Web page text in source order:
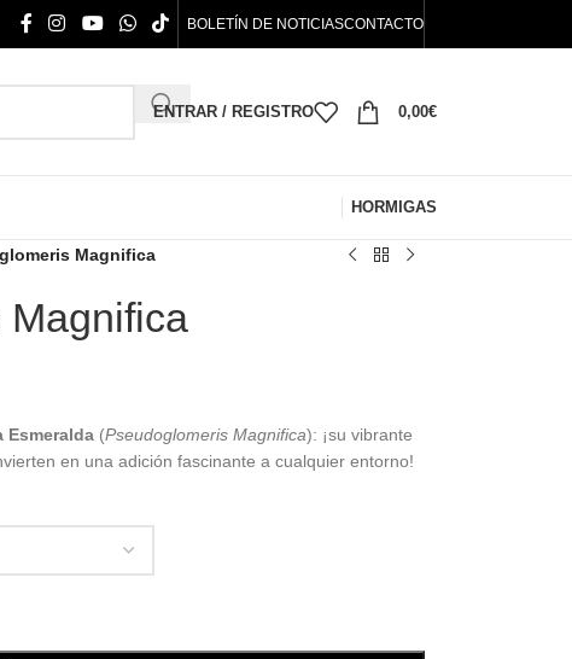
BOLETÍN DE NOTICIASCONTACTO
ENTRAR / REGISTRO 0,00€
HORMIGAS
Magnifica
Magnifica
Esmeralda(Pseudoglomeris Magnifica): ¡su vibrante
en una adición fascinante a cualquier entorno!